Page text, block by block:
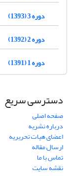
دوره 3 (1393)
دوره 2 (1392)
دوره 1 (1391)
دسترسی سریع
صفحه اصلی
درباره نشریه
اعضای هیات تحریریه
ارسال مقاله
تماس با ما
نقشه سایت